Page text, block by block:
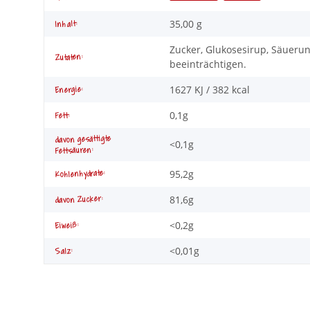
Inhalt: 35,00 g
Zutaten:
Zucker, Glukosesirup,
beeinträchtigen.
Energie: 1627 KJ / 382 kcal
Fett: 0,1g
davon gesättigte
Fettsäuren:
<0,1g
Kohlenhydrate: 95,2g
davon Zucker: 81,6g
Eiweiß: <0,2g
Salz: <0,01g